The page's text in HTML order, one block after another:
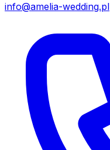
info@amelia-wedding.pl